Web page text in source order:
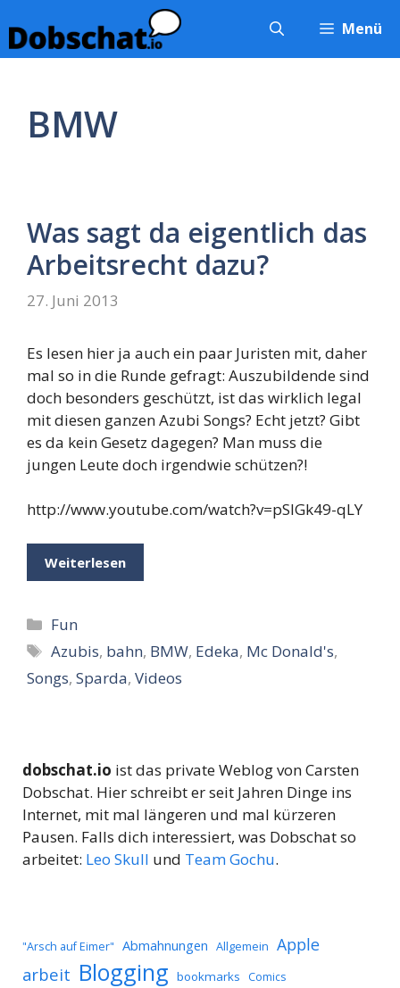
Inhalt
springen
Menü
BMW
Was sagt da eigentlich das
Arbeitsrecht dazu?
27. Juni 2013
Es lesen hier ja auch ein paar Juristen mit, daher
mal so in die Runde gefragt: Auszubildende sind
doch besonders geschützt, ist das wirklich legal
mit diesen ganzen Azubi Songs? Echt jetzt? Gibt
es da kein Gesetz dagegen? Man muss die
jungen Leute doch irgendwie schützen?!
http://www.youtube.com/watch?v=pSlGk49-qLY
Weiterlesen
Kategorien
Fun
Schlagwörter
Azubis, bahn, BMW, Edeka, Mc Donald's,
Songs, Sparda, Videos
dobschat.io ist das private Weblog von Carsten
Dobschat. Hier schreibt er seit Jahren Dinge ins
Internet, mit mal längeren und mal kürzeren
Pausen. Falls dich interessiert, was Dobschat so
arbeitet: Leo Skull und Team Gochu.
"Arsch auf Eimer" Abmahnungen Allgemein Apple
arbeit Blogging bookmarks Comics